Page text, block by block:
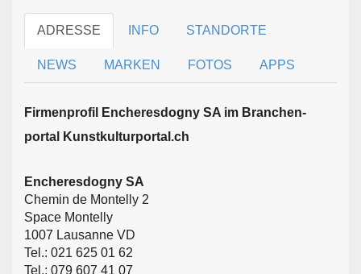
ADRESSE INFO STANDORTE
NEWS MARKEN FOTOS APPS
Firmen­profil Encheresdogny SA im Branchen­
portal Kunstkulturportal.ch
Encheresdogny SA
Chemin de Montelly 2
Space Montelly
1007 Lausanne VD
Tel.: 021 625 01 62
Tel.: 079 607 41 07